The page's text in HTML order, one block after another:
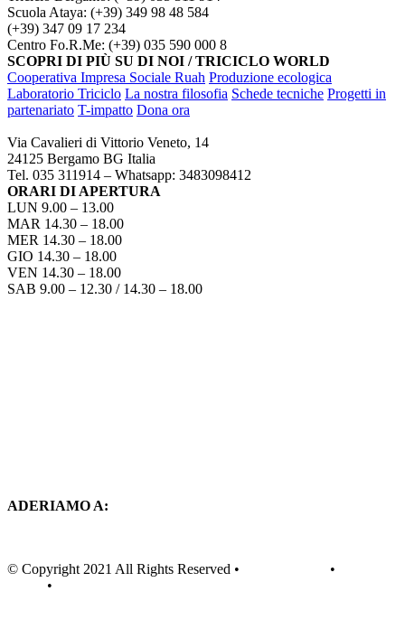
Scuola Ataya: (+39) 349 98 48 584
(+39) 347 09 17 234
Centro Fo.R.Me: (+39) 035 590 000 8
SCOPRI DI PIÙ SU DI NOI / TRICICLO WORLD
Cooperativa Impresa Sociale Ruah Produzione ecologica
Laboratorio Triciclo La nostra filosofia Schede tecniche Progetti in
partenariato T-impatto Dona ora
Via Cavalieri di Vittorio Veneto, 14
24125 Bergamo BG Italia
Tel. 035 311914 – Whatsapp: 3483098412
ORARI DI APERTURA
LUN 9.00 – 13.00
MAR 14.30 – 18.00
MER 14.30 – 18.00
GIO 14.30 – 18.00
VEN 14.30 – 18.00
SAB 9.00 – 12.30 / 14.30 – 18.00
ADERIAMO A:
© Copyright 2021 All Rights Reserved • •
•